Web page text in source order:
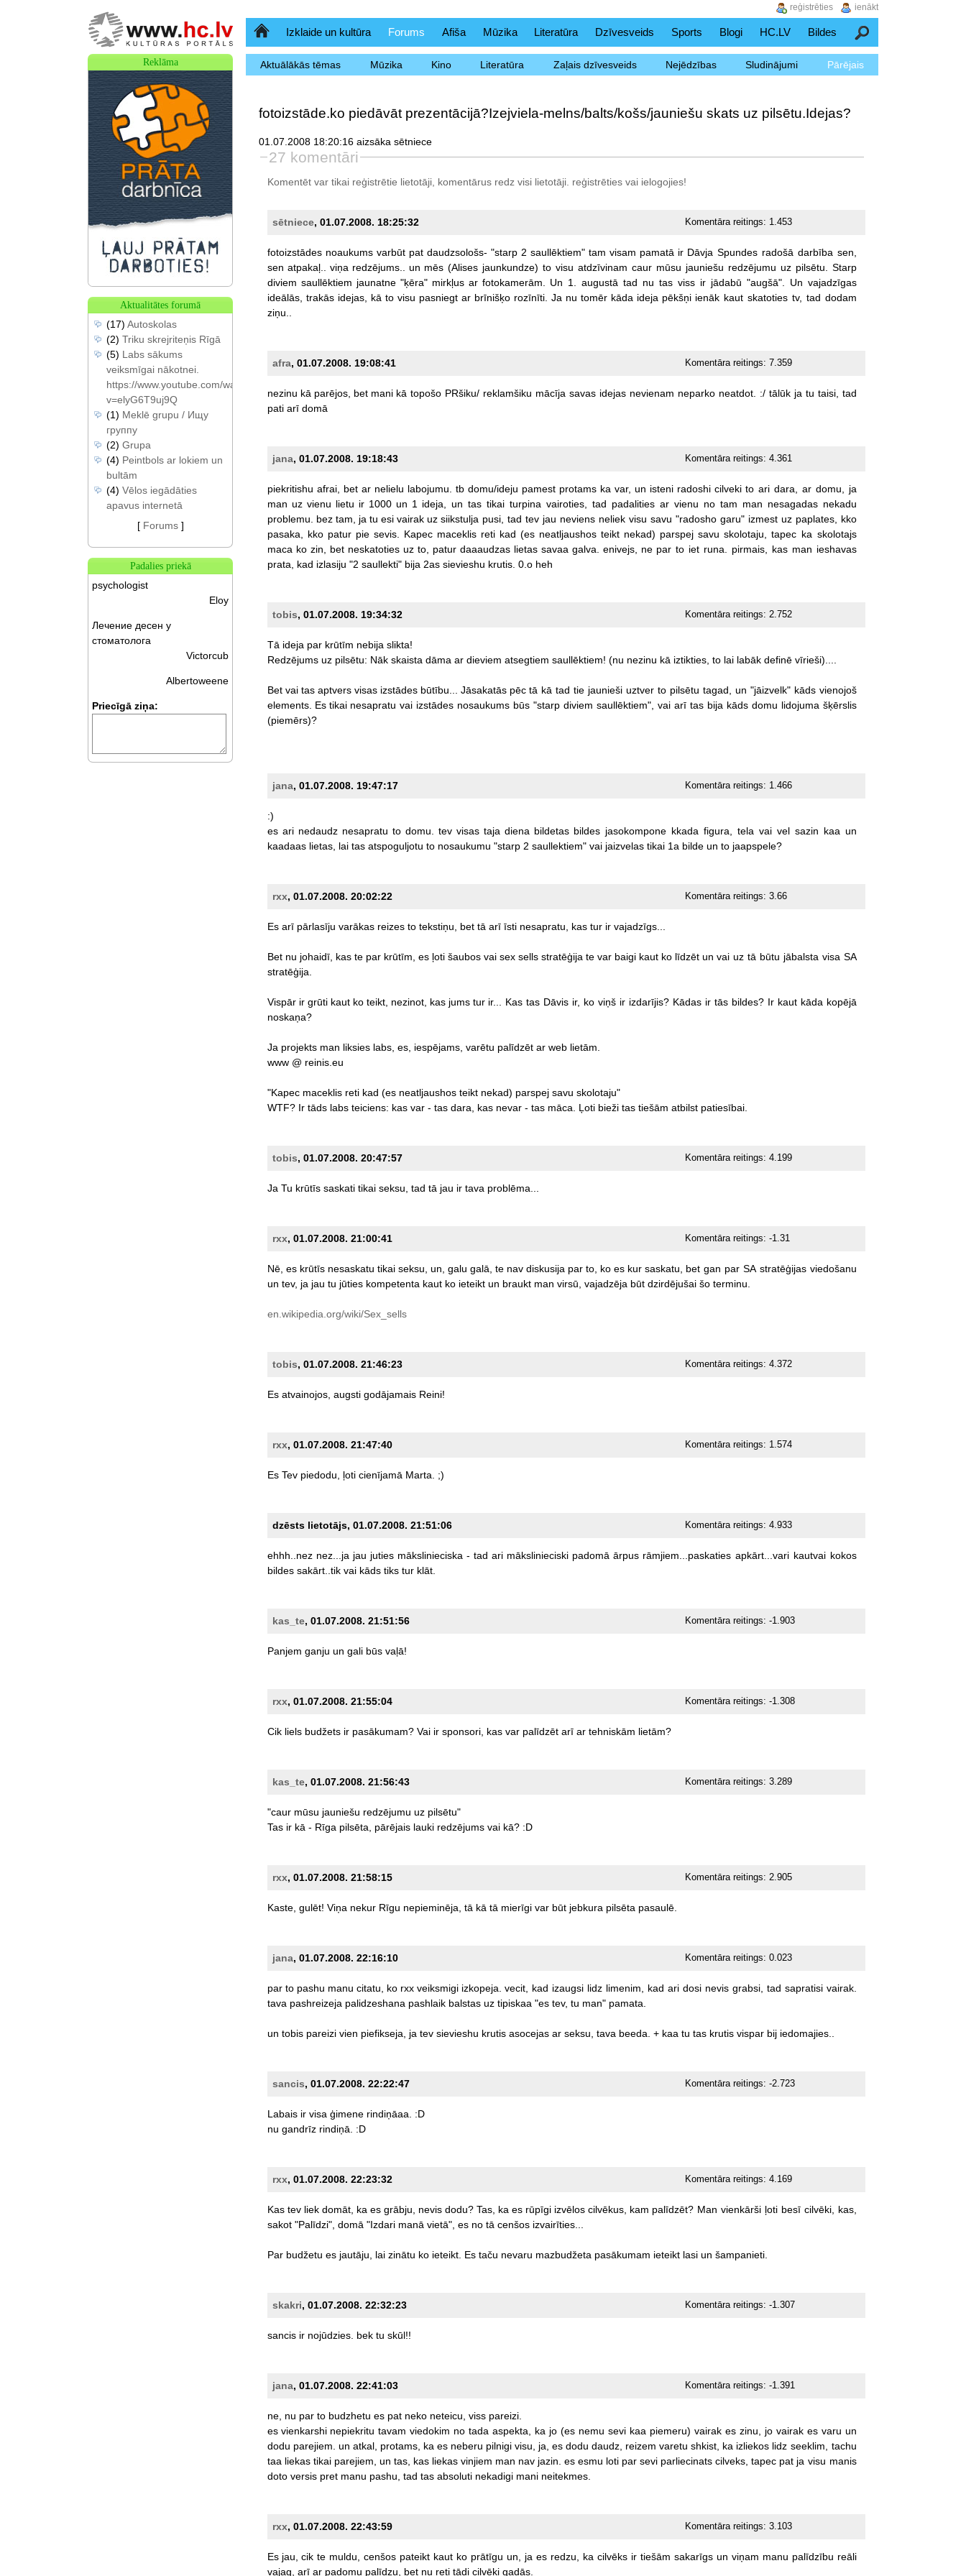
SākumlapaIzklaide un kultūra Forums Afiša Mūzika Literatūra Dzīvesveids Sports Blogi HC.LV Bildes Meklēšana
Aktuālākās tēmas Mūzika Kino Literatūra Zaļais dzīvesveids Nejēdzības Sludinājumi Pārējais
fotoizstāde.ko piedāvāt prezentācijā?Izejviela-melns/balts/košs/jauniešu skats uz pilsētu.Idejas?
01.07.2008 18:20:16 aizsāka sētniece
27 komentāri
Komentēt var tikai reģistrētie lietotāji, komentārus redz visi lietotāji. reģistrētiesvai ielogojies!
sētniece, 01.07.2008. 18:25:32 Komentāra reitings: 1.453
fotoizstādes noaukums varbūt pat daudzsološs- "starp 2 saullēktiem" tam visam pamatā ir Dāvja Spundes radošā darbība sen,
sen atpakaļ.. viņa redzējums.. un mēs (Alises jaunkundze) to visu atdzīvinam caur mūsu jauniešu redzējumu uz pilsētu.
Starp
diviem saullēktiem jaunatne "ķēra" mirkļus ar fotokamerām. Un 1. augustā tad nu tas viss ir jādabū "augšā". Un vajadzīgas
ideālās, trakās idejas, kā to visu pasniegt ar brīnišķo rozīnīti. Ja nu tomēr kāda ideja pēkšņi ienāk kaut skatoties tv, tad dodam
ziņu..
afra, 01.07.2008. 19:08:41 Komentāra reitings: 7.359
nezinu kā parējos, bet mani kā topošo PRšiku/ reklamšiku mācīja savas idejas nevienam neparko neatdot. :/ tālūk ja tu taisi, tad
pati arī domā
jana, 01.07.2008. 19:18:43 Komentāra reitings:4.361
piekritishu afrai, bet ar nelielu labojumu. tb domu/ideju pamest protams ka var, un isteni radoshi cilveki to ari dara, ar domu,
ja
man uz vienu lietu ir 1000 un 1 ideja, un tas tikai turpina vairoties, tad padalities ar vienu no tam man nesagadas nekadu
problemu.
bez tam, ja tu esi vairak uz siikstulja pusi, tad tev jau neviens neliek visu savu "radosho garu" izmest uz paplates,
kko
pasaka,
kko patur pie sevis. Kapec maceklis reti kad (es neatljaushos teikt nekad) parspej savu skolotaju, tapec ka skolotajs
maca ko zin, bet neskatoties uz to, patur daaaudzas lietas savaa galva. enivejs, ne par to iet runa. pirmais, kas man ieshavas
prata,
kad izlasiju "2 saullekti" bija 2as sievieshu krutis. 0.o heh
tobis, 01.07.2008. 19:34:32 Komentāra reitings:2.752
Tā ideja par krūtīm nebija slikta!
Redzējums uz pilsētu: Nāk skaista dāma ar dieviem atsegtiem saullēktiem! (nu nezinu kā iztikties, to lai labāk definē vīrieši)....
Bet vai tas aptvers visas izstādes būtību... Jāsakatās pēc tā kā tad tie jaunieši uztver to pilsētu tagad, un "jāizvelk" kāds vienojoš
elements. Es tikai nesapratu vai izstādes nosaukums būs "starp diviem saullēktiem", vai arī tas bija kāds domu lidojuma šķērslis
(piemērs)?
jana, 01.07.2008. 19:47:17 Komentāra reitings: 1.466
:)
es ari nedaudz nesapratu to domu. tev visas taja diena bildetas bildes jasokompone kkada figura, tela vai vel sazin kaa un
kaadaas lietas, lai tas atspoguljotu to nosaukumu "starp 2 saullektiem" vai jaizvelas tikai 1a bilde un to jaapspele?
rxx, 01.07.2008. 20:02:22 Komentāra reitings:3.66
Es arī pārlasīju varākas reizes to tekstiņu, bet tā arī īsti nesapratu, kas tur ir vajadzīgs...
Bet nu johaidī, kas te par krūtīm, es ļoti šaubos vai sex sells stratēģija te var baigi kaut ko līdzēt un vai uz tā būtu jābalsta visa SA
stratēģija.
Vispār ir grūti kaut ko teikt, nezinot, kas jums tur ir... Kas tas Dāvis ir, ko viņš ir izdarījis? Kādas ir tās bildes? Ir kaut kāda kopējā
noskaņa?
Ja projekts man liksies labs, es, iespējams, varētu palīdzēt ar web lietām.
www @ reinis.eu
"Kapec maceklis reti kad (es neatljaushos teikt nekad) parspej savu skolotaju"
WTF? Ir tāds labs teiciens: kas var - tas dara, kas nevar - tas māca. Ļoti bieži tas tiešām atbilst patiesībai.
tobis, 01.07.2008. 20:47:57 Komentāra reitings:4.199
Ja Tu krūtīs saskati tikai seksu, tad tā jau ir tava problēma...
rxx, 01.07.2008. 21:00:41 Komentāra reitings:-1.31
Nē, es krūtīs nesaskatu tikai seksu, un, galu galā, te nav diskusija par to, ko es kur saskatu, bet gan par SA stratēģijas viedošanu
un tev, ja jau tu jūties kompetenta kaut ko ieteikt un braukt man virsū, vajadzēja būt dzirdējušai šo terminu.
en.wikipedia.org/wiki/Sex_sells
tobis, 01.07.2008. 21:46:23 Komentāra reitings:4.372
Es atvainojos, augsti godājamais Reini!
rxx, 01.07.2008. 21:47:40 Komentāra reitings: 1.574
Es Tev piedodu, ļoti cienījamā Marta. ;)
dzēsts lietotājs, 01.07.2008. 21:51:06 Komentāra reitings:4.933
ehhh..nez nez...ja jau juties mākslinieciska - tad ari mākslinieciski padomā ārpus rāmjiem...paskaties apkārt...vari kautvai kokos
bildes sakārt..tik vai kāds tiks tur klāt.
kas_te, 01.07.2008. 21:51:56 Komentāra reitings:-1.903
Panjem ganju un gali būs vaļā!
rxx, 01.07.2008. 21:55:04 Komentāra reitings:-1.308
Cik liels budžets ir pasākumam? Vai ir sponsori, kas var palīdzēt arī ar tehniskām lietām?
kas_te, 01.07.2008. 21:56:43 Komentāra reitings:3.289
"caur mūsu jauniešu redzējumu uz pilsētu"
Tas ir kā - Rīga pilsēta, pārējais lauki redzējums vai kā? :D
rxx, 01.07.2008. 21:58:15 Komentāra reitings:2.905
Kaste, gulēt! Viņa nekur Rīgu nepieminēja, tā kā tā mierīgi var būt jebkura pilsēta pasaulē.
jana, 01.07.2008. 22:16:10 Komentāra reitings:0.023
par to pashu manu citatu, ko rxx veiksmigi izkopeja. vecit, kad izaugsi lidz limenim, kad ari dosi nevis grabsi, tad sapratisi vairak.
tava pashreizeja palidzeshana pashlaik balstas uz tipiskaa "es tev, tu man" pamata.
un tobis pareizi vien piefikseja, ja tev sievieshu krutis asocejas ar seksu, tava beeda. + kaa tu tas krutis vispar bij iedomajies..
sancis, 01.07.2008. 22:22:47 Komentāra reitings:-2.723
Labais ir visa ģimene rindiņāaa.
:D
nu gandrīz rindiņā. :D
rxx, 01.07.2008. 22:23:32 Komentāra reitings:4.169
Kas tev liek domāt, ka es grābju, nevis dodu? Tas, ka es rūpīgi izvēlos cilvēkus, kam palīdzēt? Man vienkārši ļoti besī cilvēki,
kas,
sakot "Palīdzi", domā "Izdari manā vietā", es no tā cenšos izvairīties...
Par budžetu es jautāju, lai zinātu ko ieteikt. Es taču nevaru mazbudžeta pasākumam ieteikt lasi un šampanieti.
skakri, 01.07.2008. 22:32:23 Komentāra reitings:-1.307
sancis ir nojūdzies. bek tu skūl!!
jana, 01.07.2008. 22:41:03 Komentāra reitings:-1.391
ne, nu par to budzhetu es pat neko neteicu, viss pareizi.
es vienkarshi nepiekritu tavam viedokim no tada aspekta, ka jo (es nemu sevi kaa piemeru) vairak es zinu, jo vairak es varu un
dodu parejiem. un atkal, protams, ka es neberu pilnigi visu, ja, es dodu daudz, reizem varetu shkist, ka izliekos lidz seeklim,
tachu
taa liekas tikai parejiem, un tas, kas liekas vinjiem man nav jazin. es esmu loti par sevi parliecinats cilveks, tapec pat ja visu manis
doto versis pret manu pashu, tad tas absoluti nekadigi mani neitekmes.
rxx, 01.07.2008. 22:43:59 Komentāra reitings:3.103
Es jau, cik te muldu, cenšos pateikt kaut ko prātīgu un, ja es redzu, ka cilvēks ir tiešām sakarīgs un viņam manu palīdzību reāli
vajag, arī ar padomu palīdzu, bet nu reti tādi cilvēki gadās.
Reklāma
Aktualitātes forumā
(17) Autoskolas
(2) Triku skrejriteņis Rīgā
(5) Labs sākums
veiksmīgai nākotnei.
https://www.youtube.com/watch?
v=elyG6T9uj9Q
(1) Meklē grupu / Ищу
группу
(2) Grupa
(4) Peintbols ar lokiem un
bultām
(4) Vēlos iegādāties
apavus internetā
[ Forums]
Padalies priekā
psychologist
Eloy
Лечение десен у
стоматолога
Victorcub
Albertoweene
Priecīgā ziņa:
ienākt
reģistrēties